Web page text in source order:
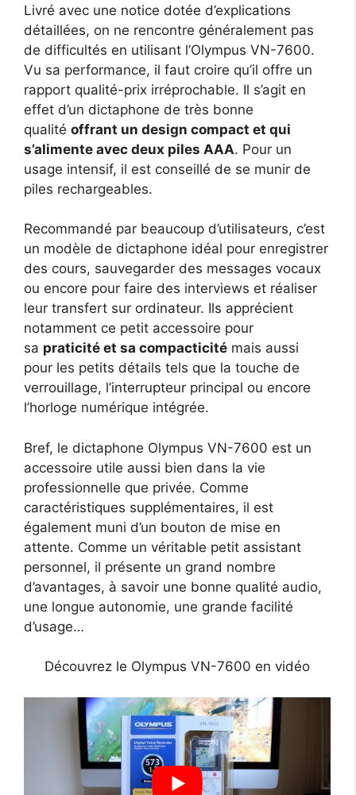
Livré avec une notice dotée d’explications
détaillées, on ne rencontre généralement pas
de difficultés en utilisant l’Olympus VN-7600.
Vu sa performance, il faut croire qu’il offre un
rapport qualité-prix irréprochable. Il s’agit en
effet d’un dictaphone de très bonne
qualité offrant un design compact et qui
s’alimente avec deux piles AAA. Pour un
usage intensif, il est conseillé de se munir de
piles rechargeables.
Recommandé par beaucoup d’utilisateurs, c’est
un modèle de dictaphone idéal pour enregistrer
des cours, sauvegarder des messages vocaux
ou encore pour faire des interviews et réaliser
leur transfert sur ordinateur. Ils apprécient
notamment ce petit accessoire pour
sa praticité et sa compacticité mais aussi
pour les petits détails tels que la touche de
verrouillage, l’interrupteur principal ou encore
l’horloge numérique intégrée.
Bref, le dictaphone Olympus VN-7600 est un
accessoire utile aussi bien dans la vie
professionnelle que privée. Comme
caractéristiques supplémentaires, il est
également muni d’un bouton de mise en
attente. Comme un véritable petit assistant
personnel, il présente un grand nombre
d’avantages, à savoir une bonne qualité audio,
une longue autonomie, une grande facilité
d’usage…
Découvrez le Olympus VN-7600 en vidéo